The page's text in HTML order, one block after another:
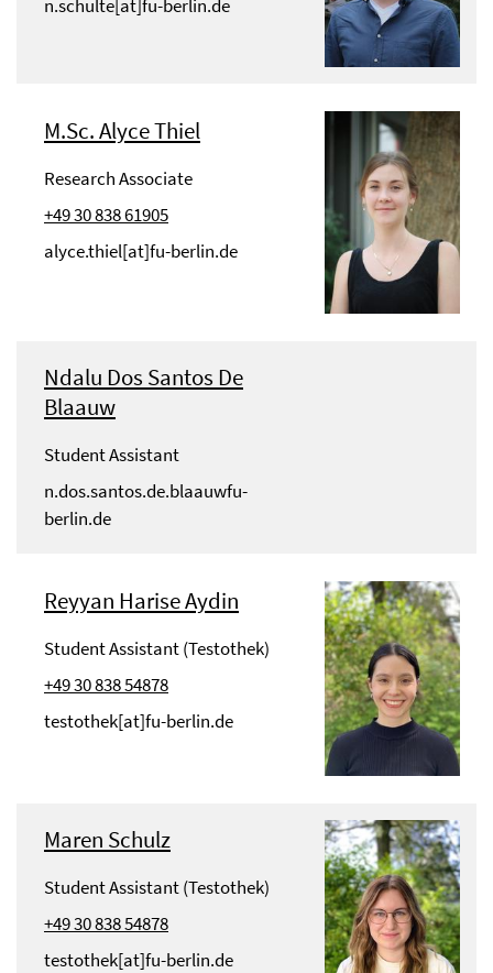
n.schulte[at]fu-berlin.de
M.Sc. Alyce Thiel
Research Associate
+49 30 838 61905
alyce.thiel[at]fu-berlin.de
Ndalu Dos Santos De
Blaauw
Student Assistant
n.dos.santos.de.blaauwfu-
berlin.de
Reyyan Harise Aydin
Student Assistant (Testothek)
+49 30 838 54878
testothek[at]fu-berlin.de
Maren Schulz
Student Assistant (Testothek)
+49 30 838 54878
testothek[at]fu-berlin.de